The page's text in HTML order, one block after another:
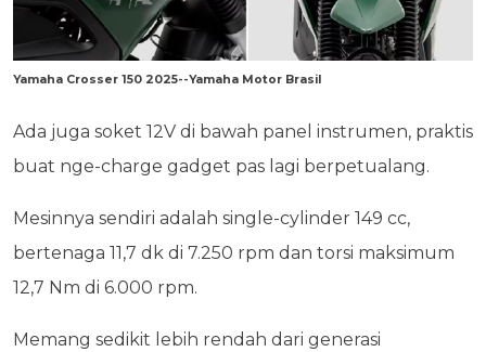
Yamaha Crosser 150 2025--Yamaha Motor Brasil
Ada juga soket 12V di bawah panel instrumen, praktis
buat nge-charge gadget pas lagi berpetualang.
Mesinnya sendiri adalah single-cylinder 149 cc,
bertenaga 11,7 dk di 7.250 rpm dan torsi maksimum
12,7 Nm di 6.000 rpm.
Memang sedikit lebih rendah dari generasi